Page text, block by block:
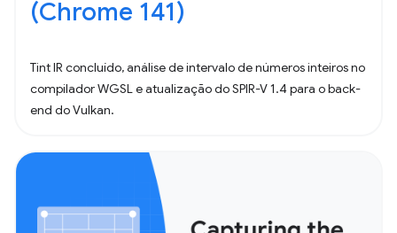
(Chrome 141)
Tint IR concluído, análise de intervalo de números inteiros no
compilador WGSL e atualização do SPIR-V 1.4 para o back-
end do Vulkan.